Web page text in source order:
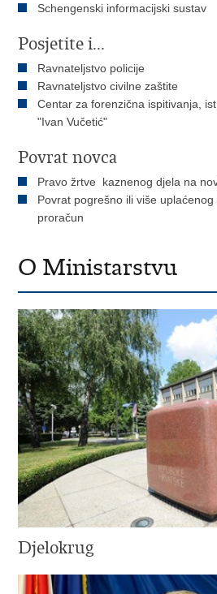
Schengenski informacijski sustav
Posjetite i...
Ravnateljstvo policije
Ravnateljstvo civilne zaštite
Centar za forenzična ispitivanja,
"Ivan Vučetić"
Povrat novca
Pravo žrtve kaznenog djela na
Povrat pogrešno ili više
proračun
O Ministarstvu
Djelokrug